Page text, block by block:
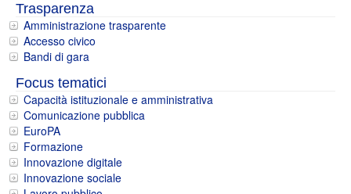
Trasparenza
Amministrazione trasparente
Accesso civico
Bandi di gara
Focus tematici
Capacità istituzionale e amministrativa
Comunicazione pubblica
EuroPA
Formazione
Innovazione digitale
Innovazione sociale